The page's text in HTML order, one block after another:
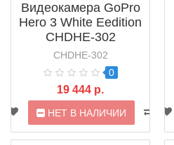
Видеокамера GoPro
Hero 3 White Eedition
CHDHE-302
CHDHE-302
0
19 444 р.
НЕТ В НАЛИЧИИ